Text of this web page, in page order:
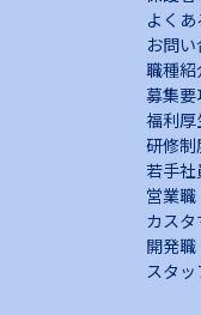
よく
お問
職種紹
募集要
福利厚
研修制
若手社
営業職
カス
開発職
スタ